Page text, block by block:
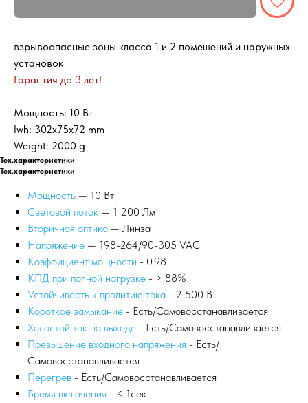
взрывоопасные зоны класса 1 и 2 помещений и наружных
установок
Гарантия до 3 лет!
Мощность: 10 Вт
lwh: 302x75x72 mm
Weight: 2000 g
Тех.характеристики
Тех.характеристики
Мощность — 10 Вт
Световой поток — 1 200 Лм
Вторичная оптика — Линза
Напряжение — 198-264/90-305 VAC
Коэффициент мощности - 0.98
КПД при полной нагрузке - > 88%
Устойчивость к пролитию тока - 2 500 В
Короткое замыкание - Есть/Самовосстанавливается
Холостой ток на выходе - Есть/Самовосстанавливается
Превышение входного напряжения - Есть/
Самовосстанавливается
Перегрев - Есть/Самовосстанавливается
Время включения - < 1сек